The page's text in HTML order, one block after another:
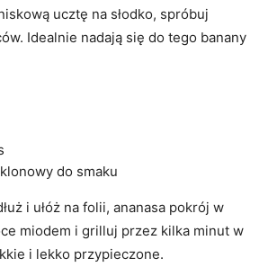
ucztę na słodko, spróbuj
Idealnie nadają się do tego banany
do smaku
i ułóż na folii, ananasa pokrój w
miodem⁤ i grilluj przez kilka minut​ w
i lekko przypieczone.